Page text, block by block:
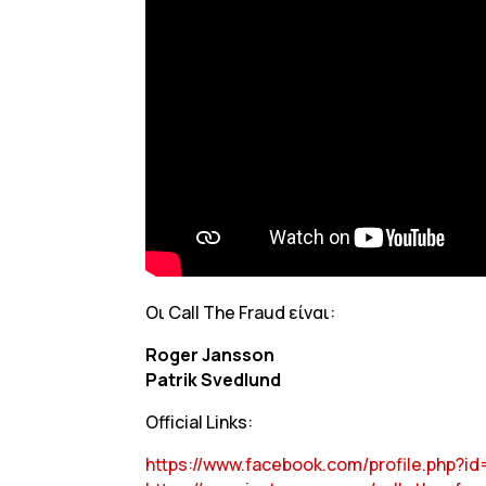
Οι Call The Fraud είναι:
Roger Jansson
Patrik Svedlund
Official Links:
https://www.facebook.com/